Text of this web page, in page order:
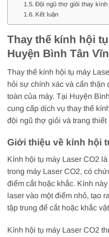
Đội ngũ thợ giỏi thay kính
Kết luận
Thay thế kính hội
Huyện Bình Tân
Thay thế kính hội tụ máy
hỏi sự chính xác và cẩn thận
toàn của máy. Tại Huyện
cung cấp dịch vụ thay thế
đội ngũ thợ giỏi và trang thiết
Giới thiệu về kính hội
Kính hội tụ máy Laser CO2
trong máy Laser CO2, có
điểm cắt hoặc khắc. Kính
laser vào một điểm nhỏ, tạo
tập trung để cắt hoặc khắc
Kính hội tụ máy Laser CO2